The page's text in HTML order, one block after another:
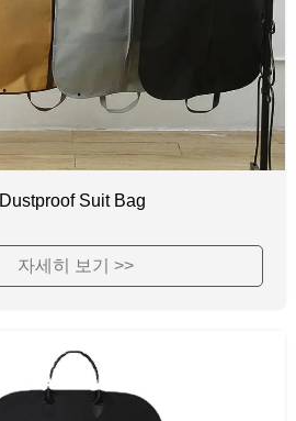
Dustproof Suit Bag
자세히 보기 >>